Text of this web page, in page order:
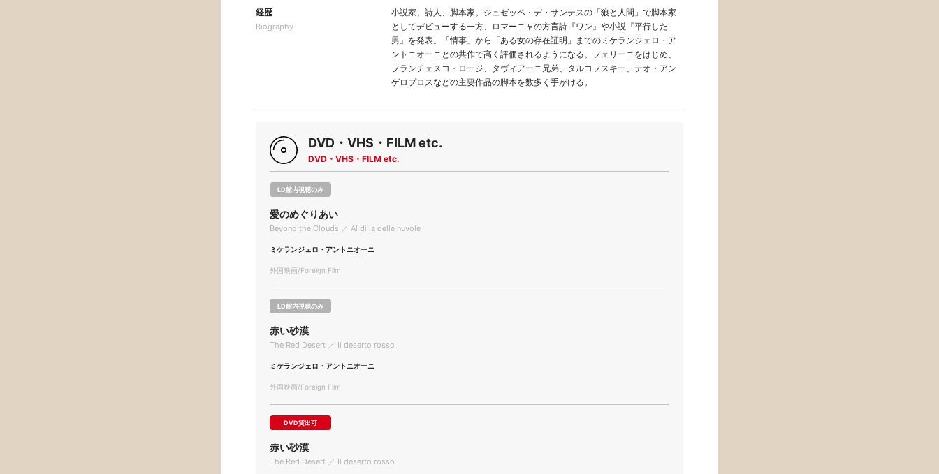
経歴
Biography
小説家、詩人、脚本家。ジュゼッペ・デ・サンテスの「狼と人間」で脚本家
としてデビューする一方、ロマーニャの方言詩『ワン』や小説『平行した
男』を発表。「情事」から「ある女の存在証明」までのミケランジェロ・ア
ントニオーニとの共作で高く評価されるようになる。フェリーニをはじめ、
フランチェスコ・ロージ、タヴィアーニ兄弟、タルコフスキー、テオ・アン
ゲロプロスなどの主要作品の脚本を数多く手がける。
DVD・VHS・FILM etc.
DVD・VHS・FILM etc.
LD館内視聴のみ
愛のめぐりあい
Beyond the Clouds ／ Al di la delle nuvole
ミケランジェロ・アントニオーニ
外国映画/Foreign Film
LD館内視聴のみ
赤い砂漠
The Red Desert ／ Il deserto rosso
ミケランジェロ・アントニオーニ
外国映画/Foreign Film
DVD貸出可
赤い砂漠
The Red Desert ／ Il deserto rosso